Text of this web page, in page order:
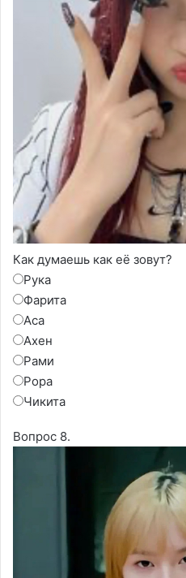
Как думаешь как её зовут?
Рука
Фарита
Аса
Ахен
Рами
Рора
Чикита
Вопрос 8.